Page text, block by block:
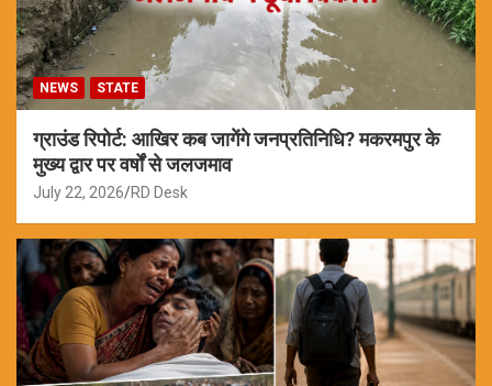
NEWS STATE
ग्राउंड रिपोर्ट: आखिर कब जागेंगे जनप्रतिनिधि? मकरमपुर के
मुख्य द्वार पर वर्षों से जलजमाव
July 22, 2026 RD Desk